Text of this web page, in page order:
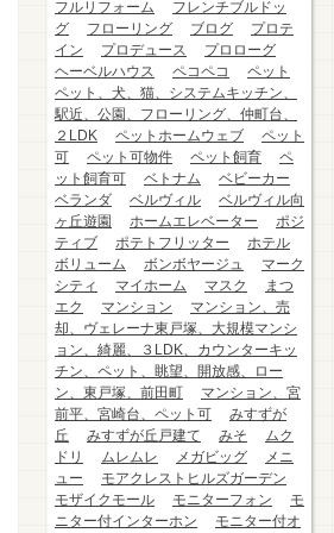
フルリフォーム
フレンチブルドッ
グ
フローリング ブログ
プロテ
イン
プロデュース
プロローグ
ヘーベルハウス
ペコペコ
ペット
ペット、犬、猫、システムキッチン、
駅近、公園、フローリング、仲町台、
２LDK
ペットホームウェブ
ペット
可
ペット可物件 ペット飼育
ペ
ット飼育可
ベトナム
ベビーカー
ベランダ
ベルヴィル
ベルヴィル向
ヶ丘遊園
ホームエレベーター
ポジ
ティブ
ポテトフリッター
ホテル
ボリューム
ボンボヤージュ
マーク
シティ
マイホーム マスク
まつ
エク
マンション
マンション、売
却、ヴェレーナ東戸塚、大規模マンシ
ョン、綺麗、３LDK、カウンターキッ
チン、ペット、眺望、開放感、ロー
ン、東戸塚、前田町
マンション、宮
前平、宮崎台、ペット可
みすずが
丘
みすずが丘戸建て みそ
ムク
ドリ
ムレムレ メガビッグ
メニ
ュー
モアクレストヒルズガーデン
モザイクモール
モニターフォン
モ
ニター付インターホン
モニター付オ